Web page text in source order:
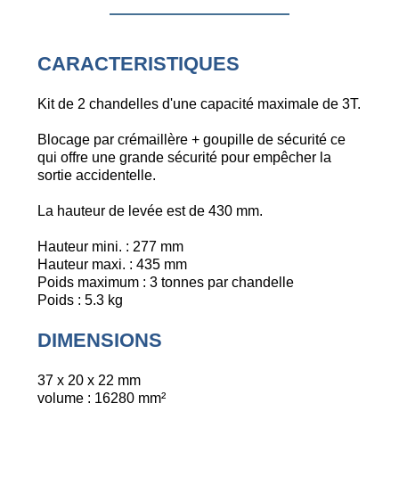
CARACTERISTIQUES
Kit de 2chandelles d'une capacité maximale de 3T.
Blocage par crémaillère + goupille de sécurité ce
qui offre une grande sécurité pour empêcher la
sortie accidentelle.
La hauteur de levée est de 430 mm.
Hauteur mini. : 277 mm
Hauteur maxi. : 435 mm
Poids maximum : 3 tonnes par chandelle
Poids : 5.3 kg
DIMENSIONS
37 x 20 x 22 mm
volume : 16280 mm²